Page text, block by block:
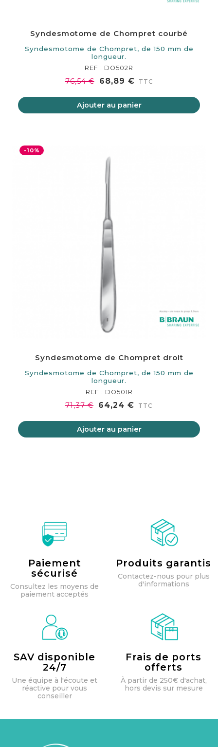
Syndesmotome de Chompret courbé
Syndesmotome de Chompret, de 150 mm de
longueur.
REF : DO502R
76,54 € 68,89 € TTC
Ajouter au panier
-10%
Syndesmotome de Chompret droit
Syndesmotome de Chompret, de 150 mm de
longueur.
REF : DO501R
71,37 € 64,24 € TTC
Ajouter au panier
Paiement
sécurisé
Consultez les moyens de
paiement acceptés
Produits garantis
Contactez-nous pour plus
d'informations
SAV disponible
24/7
Une équipe à l'écoute et
réactive pour vous
conseiller
Frais de ports
offerts
À partir de 250€ d'achat,
hors devis sur mesure